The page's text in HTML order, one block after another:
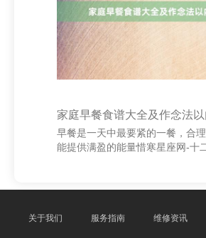
粥配苹果和坚果，午餐吃鸡胸肉沙
晚餐为清蒸鱼和炒西兰花。周二
菜汤配全麦馒
家庭早餐食谱大全及作念法
早餐是一天中最要紧的一餐，合
能提供满盈的能量惜寒星座网-十
相宜不毛的清早。 **1. 西法煎蛋
蛋饼。取两片全麦面包，夹入煎蛋
关于我们 服务指南 维修资讯